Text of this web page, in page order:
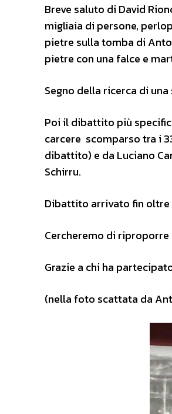
Breve saluto di David
migliaia di persone,
pietre sulla tomba di
pietre con una falce e
Segno della ricerca di
Poi il dibattito più
carcere scomparso tra i
dibattito) e da Luciano
Schirru.
Dibattito arrivato fin oltre
Cercheremo di
Grazie a chi ha
(nella foto scattata da